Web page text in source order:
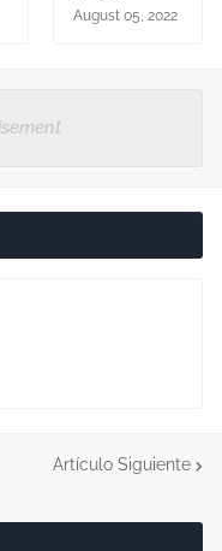
August 05, 2022
Artículo Siguiente